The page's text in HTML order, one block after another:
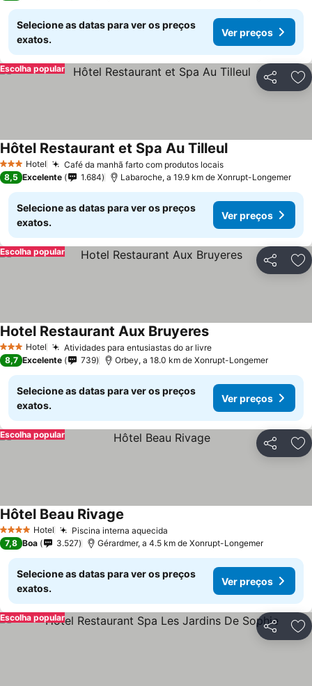
Selecione as datas para ver os preços
exatos.
Ver preços
Partilhar
Escolha popular
3 EstrelasHotel Café da manhã farto com produtos locaisVer preços
Hôtel Restaurant et Spa Au TilleulVer preços
8,5 Excelente 1.684 Labaroche, a 19.9 km de Xonrupt-Longemer
Selecione as datas para ver os preços
exatos.
Ver preços
Partilhar
Escolha popular
3 EstrelasHotel Atividades para entusiastas do ar livreVer preços
Hotel Restaurant Aux BruyeresVer preços
8,7 Excelente 739 Orbey, a 18.0 km de Xonrupt-Longemer
Selecione as datas para ver os preços
exatos.
Ver preços
Partilhar
Escolha popular
4 EstrelasHotel Piscina interna aquecida
Hôtel Beau Rivage
7,8 Boa 3.527 Gérardmer, a 4.5 km de Xonrupt-Longemer
Selecione as datas para ver os preços
exatos.
Ver preços
Partilhar
Escolha popular